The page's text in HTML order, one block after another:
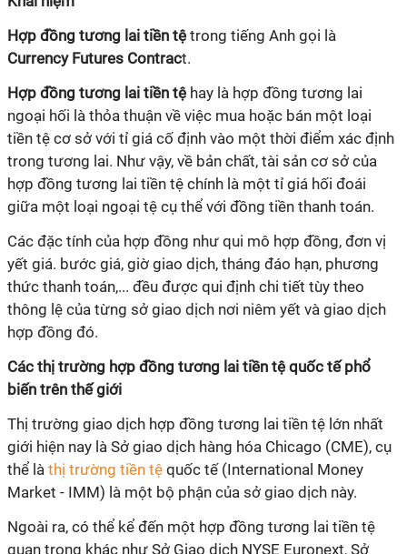
Hợp đồng tương lai tiền tệ trong tiếng Anh gọi là
Currency Futures Contract.
Hợp đồng tương lai tiền tệ hay là hợp đồng tương lai
ngoại hối là thỏa thuận về việc mua hoặc bán một loại
tiền tệ cơ sở với tỉ giá cố định vào một thời điểm xác định
trong tương lai. Như vậy, về bản chất, tài sản cơ sở của
hợp đồng tương lai tiền tệ chính là một tỉ giá hối đoái
giữa một loại ngoại tệ cụ thể với đồng tiền thanh toán.
Các đặc tính của hợp đồng như qui mô hợp đồng, đơn vị
yết giá. bước giá, giờ giao dịch, tháng đáo hạn, phương
thức thanh toán,... đều được qui định chi tiết tùy theo
thông lệ của từng sở giao dịch nơi niêm yết và giao dịch
hợp đồng đó.
Các thị trường hợp đồng tương lai tiền tệ quốc tế phổ
biến trên thế giới
Thị trường giao dịch hợp đồng tương lai tiền tệ lớn nhất
giới hiện nay là Sở giao dịch hàng hóa Chicago (CME), cụ
thể là thị trường tiền tệ quốc tế (International Money
Market - IMM) là một bộ phận của sở giao dịch này.
Ngoài ra, có thể kể đến một hợp đồng tương lai tiền tệ
quan trọng khác như Sở Giao dịch NYSE Euronext, Sở